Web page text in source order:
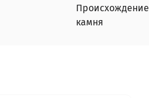
Происхождение
камня